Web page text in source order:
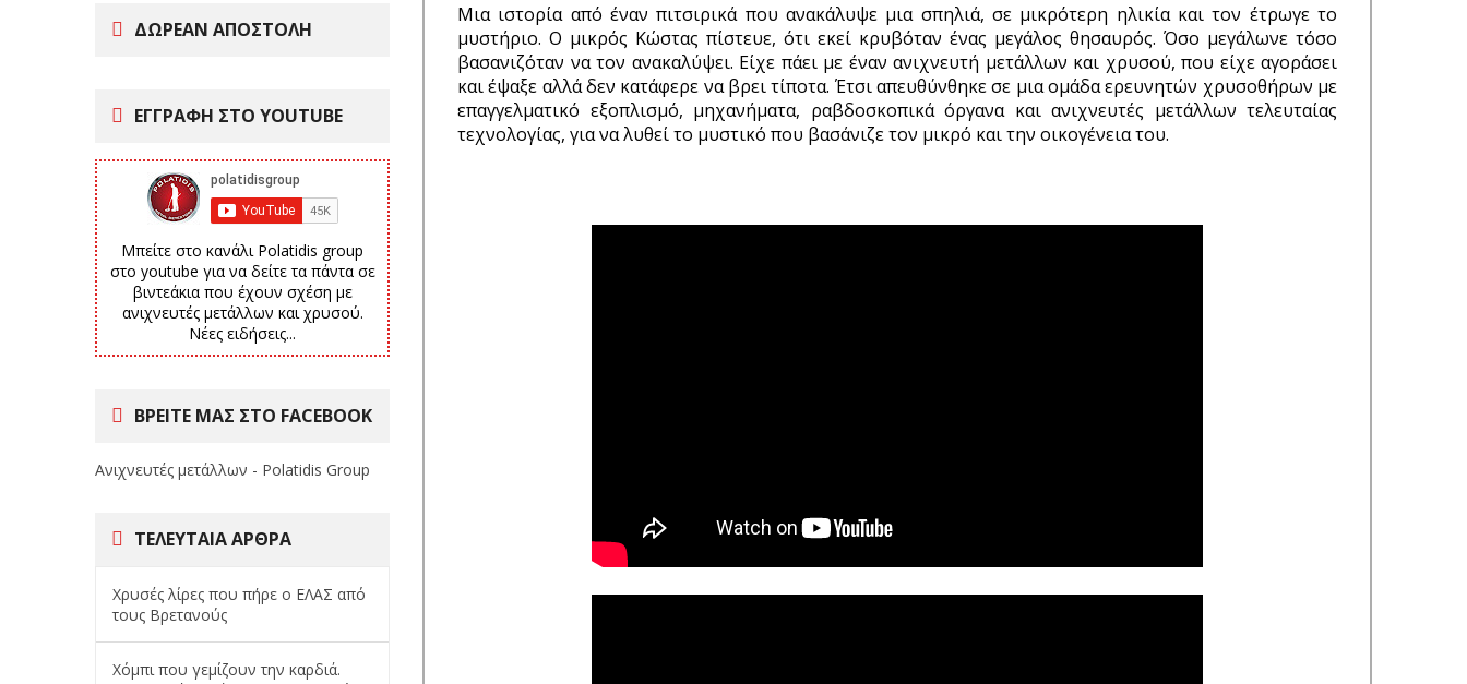
ΔΩΡΕΑΝ ΑΠΟΣΤΟΛΗ
ΕΓΓΡΑΦΗ ΣΤΟ YOUTUBE
Μπείτε στο κανάλι Polatidis group
στο youtube για να δείτε τα πάντα σε
βιντεάκια που έχουν σχέση με
ανιχνευτές μετάλλων και χρυσού.
Νέες ειδήσεις...
ΒΡΕΙΤΕ ΜΑΣ ΣΤΟ FACEBOOK
Ανιχνευτές μετάλλων - Polatidis Group
ΤΕΛΕΥΤΑΊΑ ΆΡΘΡΑ
Χρυσές λίρες που πήρε ο ΕΛΑΣ από
τους Βρετανούς
Χόμπι που γεμίζουν την καρδιά.
Μια ιστορία από έναν πιτσιρικά που ανακάλυψε μια σπηλιά, σε μικρότερη ηλικία και τον έτρωγε το
μυστήριο. Ο μικρός Κώστας πίστευε, ότι εκεί κρυβόταν ένας μεγάλος θησαυρός. Όσο μεγάλωνε τόσο
βασανιζόταν να τον ανακαλύψει. Είχε πάει με έναν ανιχνευτή μετάλλων και χρυσού, που είχε αγοράσει
και έψαξε αλλά δεν κατάφερε να βρει τίποτα. Έτσι απευθύνθηκε σε μια ομάδα ερευνητών χρυσοθήρων με
επαγγελματικό εξοπλισμό, μηχανήματα, ραβδοσκοπικά όργανα και ανιχνευτές μετάλλων τελευταίας
τεχνολογίας, για να λυθεί το μυστικό που βασάνιζε τον μικρό και την οικογένεια του.